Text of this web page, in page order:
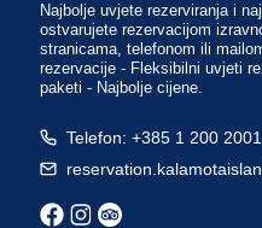
Najbolje uvjete rezerviranja i
ostvarujete rezervacijom
stranicama, telefonom ili
rezervacije - Fleksibilni uvjeti
paketi - Najbolje cijene.
Telefon: +385 1 200 2001